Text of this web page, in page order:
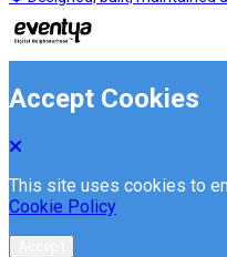
Accept Cookies
This site uses cookies to
Cookie Policy